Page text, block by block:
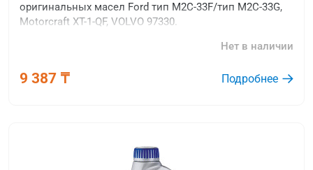
оригинальных масел Ford тип M2C-33F/тип M2C-33G,
Motorcraft XT-1-QF, VOLVO 97330.
Нет в наличии
9 387 ₸ Подробнее